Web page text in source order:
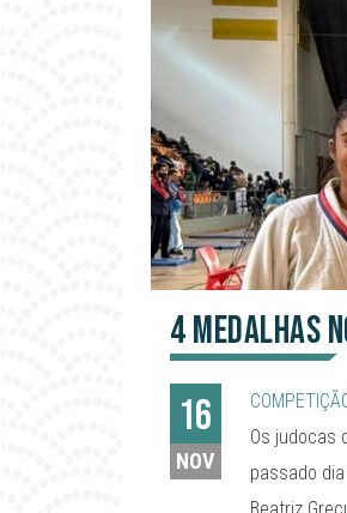
4 medalhas
16
NOV
Os judocas
passado